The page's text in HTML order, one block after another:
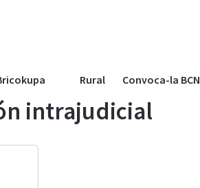
Rural Convoca-la BCN
intrajudicial